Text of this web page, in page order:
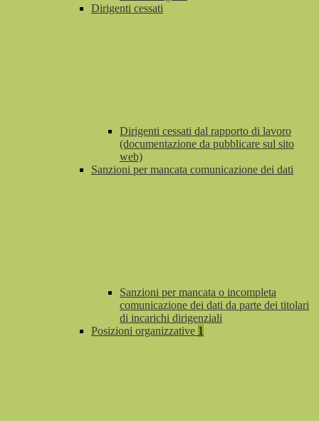
Dirigenti cessati
Dirigenti cessati dal rapporto di lavoro
(documentazione da pubblicare sul sito
web)
Sanzioni per mancata comunicazione dei dati
Sanzioni per mancata o incompleta
comunicazione dei dati da parte dei titolari
di incarichi dirigenziali
Posizioni organizzative 1